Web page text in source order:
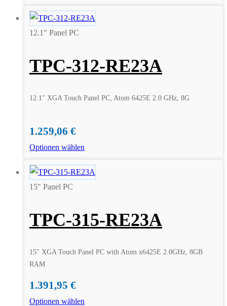
12.1" Panel PC
TPC-312-RE23A
12.1″ XGA Touch Panel PC, Atom 6425E 2.0 GHz, 8G
1.259,06 €
Optionen wählen
15" Panel PC
TPC-315-RE23A
15″ XGA Touch Panel PC with Atom x6425E 2.0GHz, 8GB
RAM
1.391,95 €
Optionen wählen